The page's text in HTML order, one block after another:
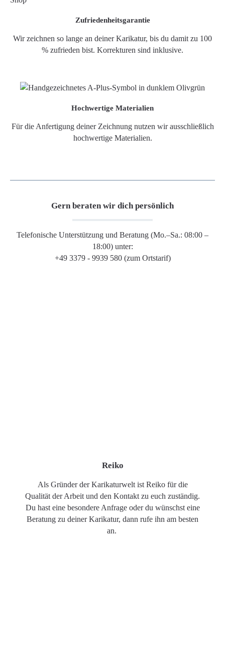
Zufriedenheitsgarantie
Wir zeichnen so lange an deiner Karikatur, bis du damit zu 100
% zufrieden bist. Korrekturen sind inklusive.
Hochwertige Materialien
Für die Anfertigung deiner Zeichnung nutzen wir ausschließlich
hochwertige Materialien.
Gern beraten wir dich persönlich
Telefonische Unterstützung und Beratung (Mo.–Sa.: 08:00 –
18:00) unter:
+49 3379 - 9939 580 (zum Ortstarif)
Reiko
Als Gründer der Karikaturwelt ist Reiko für die
Qualität der Arbeit und den Kontakt zu euch zuständig.
Du hast eine besondere Anfrage oder du wünschst eine
Beratung zu deiner Karikatur, dann rufe ihn am besten
an.